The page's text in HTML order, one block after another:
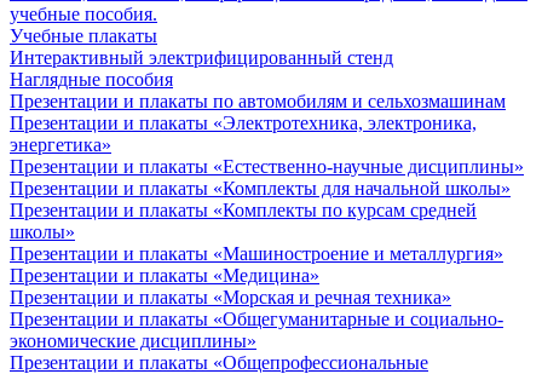
учебные пособия.
Учебные плакаты
Интерактивный электрифицированный стенд
Наглядные пособия
Презентации и плакаты по автомобилям и сельхозмашинам
Презентации и плакаты «Электротехника, электроника,
энергетика»
Презентации и плакаты «Естественно-научные дисциплины»
Презентации и плакаты «Комплекты для начальной школы»
Презентации и плакаты «Комплекты по курсам средней
школы»
Презентации и плакаты «Машиностроение и металлургия»
Презентации и плакаты «Медицина»
Презентации и плакаты «Морская и речная техника»
Презентации и плакаты «Общегуманитарные и социально-
экономические дисциплины»
Презентации и плакаты «Общепрофессиональные